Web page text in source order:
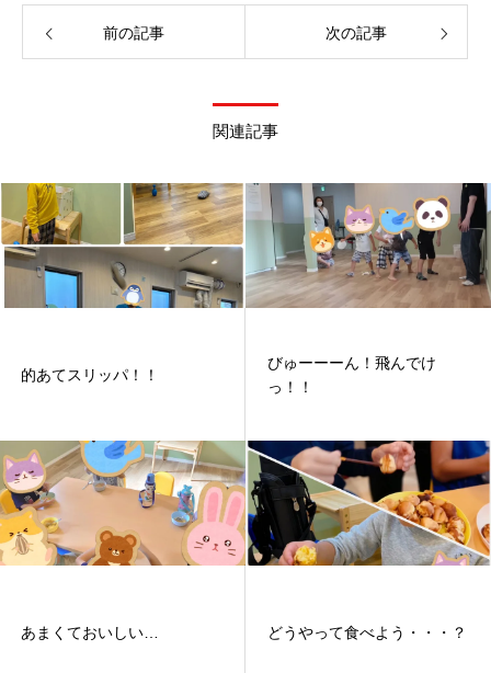
前の記事 次の記事
関連記事
的あてスリッパ！！
びゅーーーん！飛んでけ
っ！！
あまくておいしい… どうやって食べよう・・・？